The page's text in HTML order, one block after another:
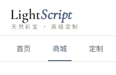
LightScript
天然彩宝 · 高级定制
首页 商城 定制